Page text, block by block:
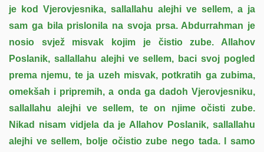
je kod Vjerovjesnika, sallallahu alejhi ve sellem, a ja
sam ga bila prislonila na svoja prsa. Abdurrahman je
nosio svjež misvak kojim je čistio zube. Allahov
Poslanik, sallallahu alejhi ve sellem, baci svoj pogled
prema njemu, te ja uzeh misvak, potkratih ga zubima,
omekšah i pripremih, a onda ga dadoh Vjerovjesniku,
sallallahu alejhi ve sellem, te on njime očisti zube.
Nikad nisam vidjela da je Allahov Poslanik, sallallahu
alejhi ve sellem, bolje očistio zube nego tada. l samo